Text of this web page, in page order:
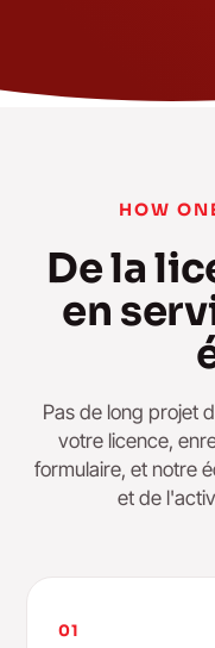
HOW
De la
en
Pas de long projet
votre licence,
formulaire, et notre
et de
01